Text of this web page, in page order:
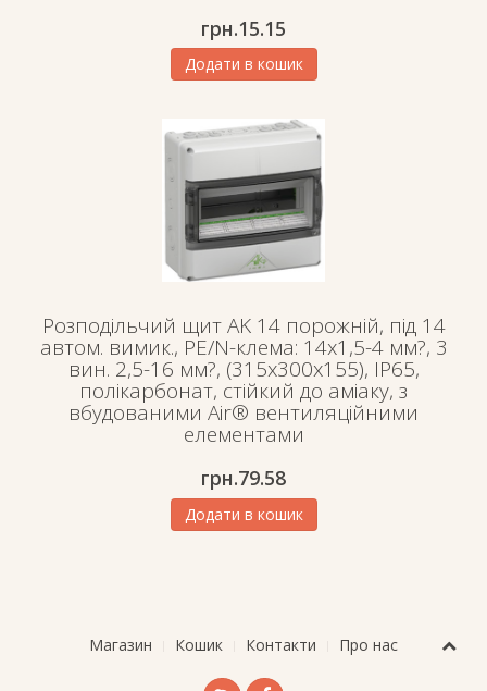
грн.15.15
Додати в кошик
Розподільчий щит AK 14 порожній, під 14
автом. вимик., PE/N-клема: 14х1,5-4 мм?, 3
вин. 2,5-16 мм?, (315х300х155), IP65,
полікарбонат, стійкий до аміаку, з
вбудованими Air® вентиляційними
елементами
грн.79.58
Додати в кошик
Магазин Кошик Контакти Про нас